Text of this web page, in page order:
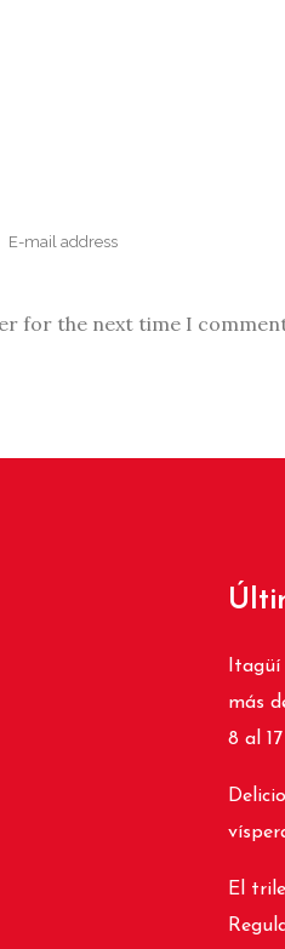
for the next time I
más
8 al
El